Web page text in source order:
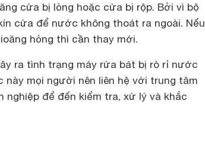
cửa bị lỏng hoặc cửa bị rộp. Bởi vì bộ
cửa để nước không thoát ra ngoài. Nếu
hỏng thì cần thay mới.
ra tình trạng máy rửa bát bị rò rỉ nước
này mọi người nên liên hệ với trung tâm
nghiệp để đến kiểm tra, xử lý và khắc